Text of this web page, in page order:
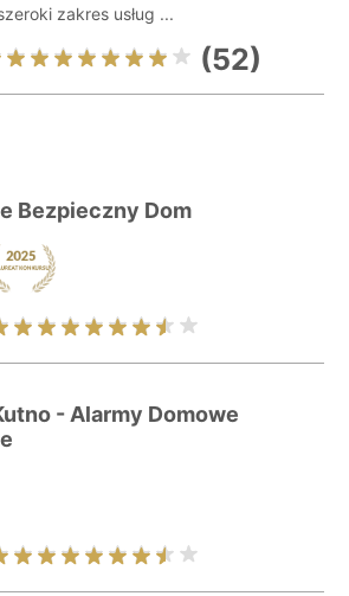
zakres usług ...
(52)
Bezpieczny Dom
- Alarmy Domowe